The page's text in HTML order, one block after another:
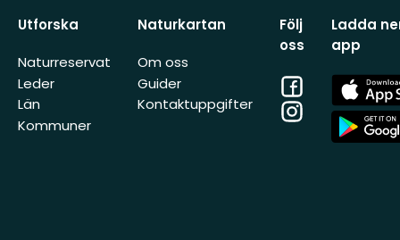
Utforska
Naturreservat
Leder
Län
Kommuner
Naturkartan
Om oss
Guider
Kontaktuppgifter
Följ
oss
Facebook
Instagram
Ladda
app
App
Store
App
Store